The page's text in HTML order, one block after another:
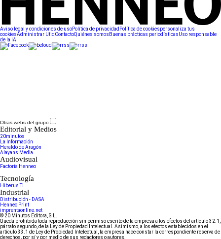
Aviso legal y condiciones de usoPolítica de privacidad Política de cookiespersonaliza tus
cookiesAdministrar UtiqContactoQuiénes somos Buenas prácticas periodísticasUso responsable
de la IA
Otras webs del grupo
Editorial y Medios
20minutos
La Información
Heraldo de Aragón
Alayans Media
Audiovisual
Factoría Henneo
Tecnología
Hiberus TI
Industrial
Distribución - DASA
Henneo Print
imprentaonline.net
© 20 Minutos Editora, S.L.
Queda prohibida toda reproducción sin permiso escrito de la empresa a los efectos del artículo 32.1,
párrafo segundo, de la Ley de Propiedad Intelectual. Asimismo, a los efectos establecidos en el
artículo 33.1 de Ley de Propiedad Intelectual, la empresa hace constar la correspondiente reserva de
derechos, por sí y por medio de sus redactores o autores.